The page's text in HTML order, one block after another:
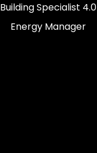
Building Specialist 4.0
Energy Manager